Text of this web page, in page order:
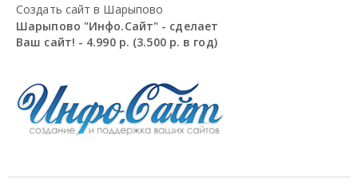
Создать сайт в Шарыпово
Шарыпово "Инфо.Сайт" - сделает
Ваш сайт! - 4.990 р. (3.500 р. в год)